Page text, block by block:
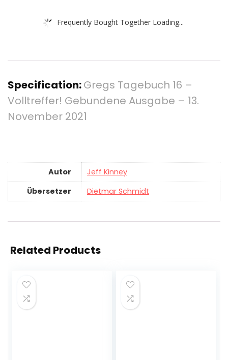
Frequently Bought Together Loading...
Specification:Gregs Tagebuch 16 –
Volltreffer! Gebundene Ausgabe – 13.
November 2021
Autor
Jeff Kinney
Übersetzer
Dietmar Schmidt
Related Products